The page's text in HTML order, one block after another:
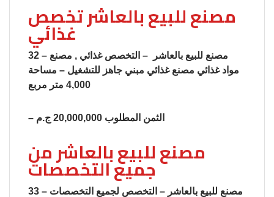
مصنع للبيع بالعاشر تخصص
غذائي
32 – مصنع للبيع بالعاشر – التخصص غذائي , مصنع
مواد غذائي مصنع غذائي مبني جاهز للتشغيل – مساحة
– الثمن المطلوب 20,000,000 ج.م
مصنع للبيع بالعاشر من
جميع التخصصات
33 – مصنع للبيع بالعاشر – التخصص لجميع التخصصات